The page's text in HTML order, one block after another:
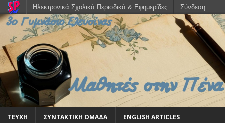
ΤΕΥΧΗ ΣΥΝΤΑΚΤΙΚΗ ΟΜΑΔΑ ENGLISH ARTICLES
Ηλεκτρονικά Σχολικά Περιοδικά & Εφημερίδες Σύνδεση